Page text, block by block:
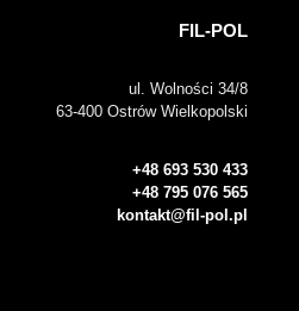
FIL-POL
ul. Wolności 34/8
63-400 Ostrów Wielkopolski
+48 693 530 433
+48 795 076 565
kontakt@fil-pol.pl